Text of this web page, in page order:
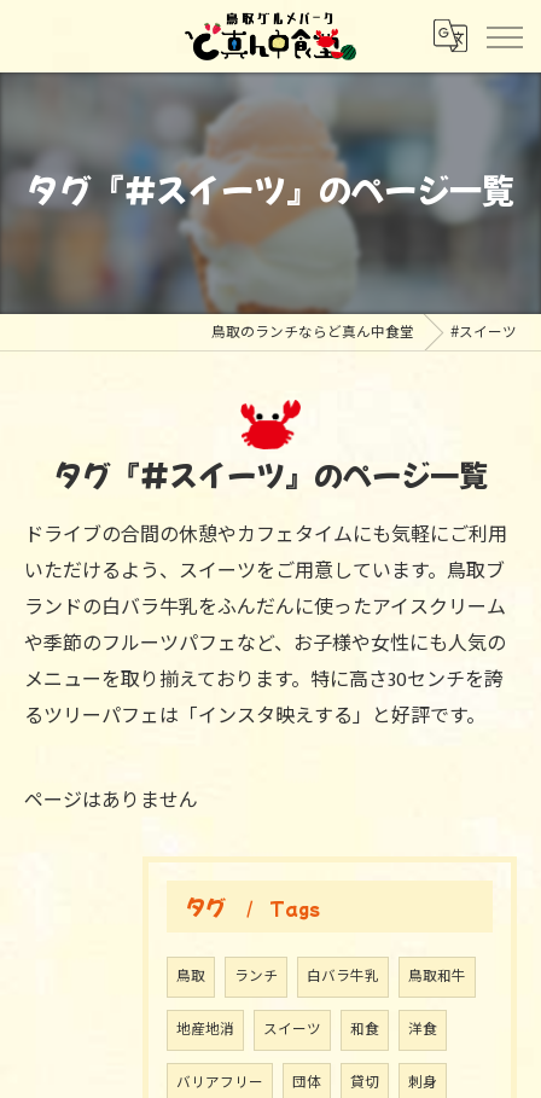
タグ『#スイーツ』のページ一覧
鳥取のランチならど真ん中食堂 #スイーツ
タグ『#スイーツ』のページ一覧
ドライブの合間の休憩やカフェタイムにも気軽にご利用
いただけるよう、スイーツをご用意しています。鳥取ブ
ランドの白バラ牛乳をふんだんに使ったアイスクリーム
や季節のフルーツパフェなど、お子様や女性にも人気の
メニューを取り揃えております。特に高さ30センチを誇
るツリーパフェは「インスタ映えする」と好評です。
ページはありません
タグ Tags
鳥取 ランチ 白バラ牛乳 鳥取和牛
地産地消 スイーツ 和食 洋食
バリアフリー 団体 貸切 刺身